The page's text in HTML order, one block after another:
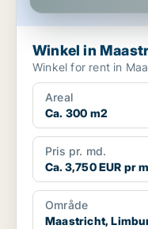
Winkel in
Winkel for rent in
Areal
Ca. 300 m2
Pris pr. md.
Ca. 3,750 EUR pr
Område
Maastricht,